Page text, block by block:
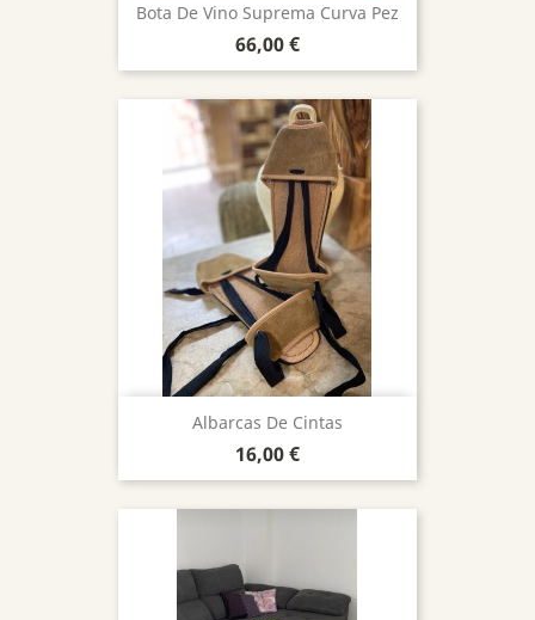
Bota De Vino Suprema Curva Pez
Precio
66,00 €
Albarcas De Cintas
Precio
16,00 €